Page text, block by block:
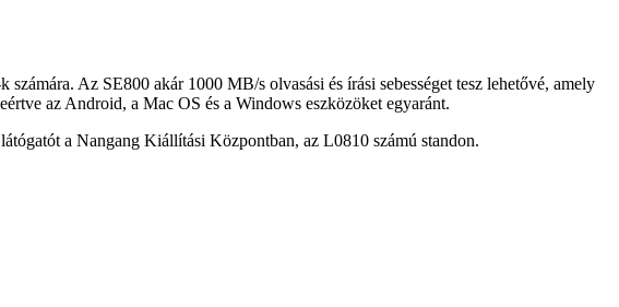
Az SE800 akár 1000 MB/s olvasási és írási sebességet tesz lehetővé, amely
az Android, a Mac OS és a Windows eszközöket egyaránt.
a Nangang Kiállítási Központban, az L0810 számú standon.